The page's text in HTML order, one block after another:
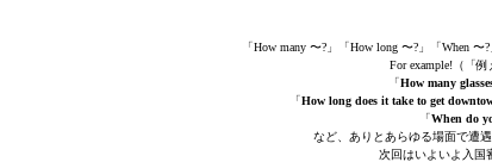
「How many 〜?」「How long 〜?」「When
For example!（「
「How many
「How long does it take to get
「When do
など、ありとあらゆる場面で遭
次回はいよいよ入国